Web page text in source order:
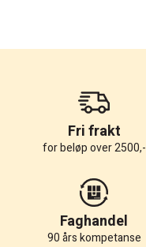
Fri frakt
for beløp over 2500,-
Faghandel
90 års kompetanse